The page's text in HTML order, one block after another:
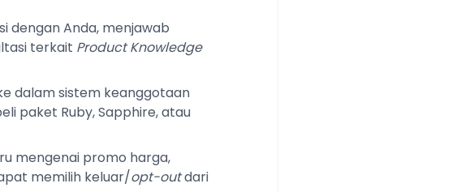
dengan Anda, menjawab
terkait Product Knowledge
dalam sistem keanggotaan
paket Ruby, Sapphire, atau
mengenai promo harga,
memilih keluar/opt-outdari